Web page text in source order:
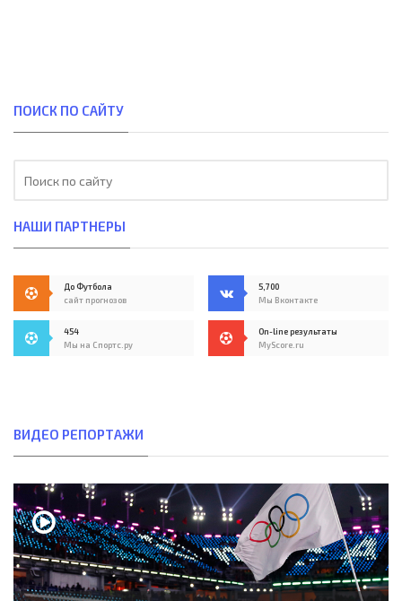
ПОИСК ПО САЙТУ
НАШИ ПАРТНЕРЫ
До Футбола
сайт прогнозов
5,700
Мы Вконтакте
454
Мы на Спортс.ру
On-line результаты
MyScore.ru
ВИДЕО РЕПОРТАЖИ